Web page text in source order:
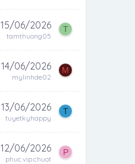
15/06/2026
tamthuong05
T
14/06/2026
mylinhde02
M
13/06/2026
tuyetkyhappy
T
12/06/2026
phuc.vip.chuot
P